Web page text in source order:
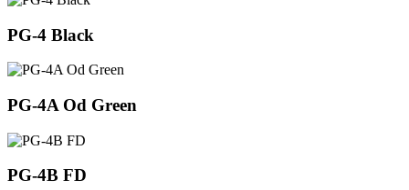
PG-4 Black
PG-4A Od Green
PG-4B FD